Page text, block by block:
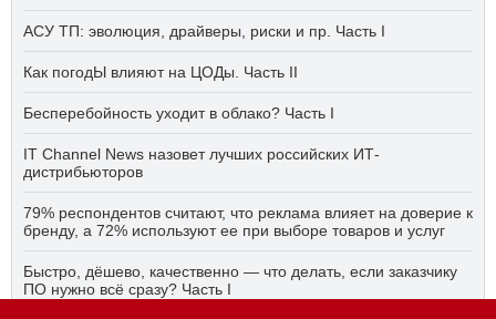
АСУ ТП: эволюция, драйверы, риски и пр. Часть I
Как погодЫ влияют на ЦОДы. Часть II
Бесперебойность уходит в облако? Часть I
IT Channel News назовет лучших российских ИТ-
дистрибьюторов
79% респондентов считают, что реклама влияет на доверие к
бренду, а 72% используют ее при выборе товаров и услуг
Быстро, дёшево, качественно — что делать, если заказчику
ПО нужно всё сразу? Часть I